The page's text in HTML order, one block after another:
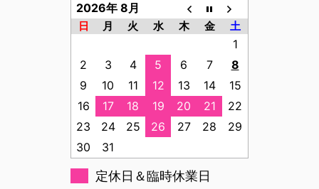
2026年 8月
日 月 火 水 木 金 土
1
2
3 4 5 6 7
8
9
10 11 12 13 14
15
16
17 18 19 20 21
22
23
24 25 26 27 28
29
30
31
定休日＆臨時休業日